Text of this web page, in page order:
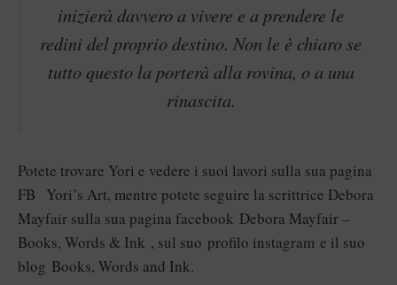
inizierà davvero a vivere e a prendere le
redini del proprio destino. Non le è chiaro se
tutto questo la porterà alla rovina, o a una
rinascita.
Potete trovare Yori e vedere i suoi lavori sulla sua pagina
FB Yori’s Art, mentre potete seguire la scrittrice Debora
Mayfair sulla sua pagina facebook Debora Mayfair –
Books, Words & Ink , sul suo profilo instagram e il suo
blog Books, Words and Ink.